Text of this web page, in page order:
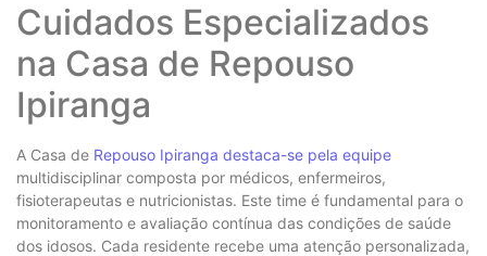
Cuidados Especializados
na Casa de Repouso
Ipiranga
A Casa de Repouso Ipiranga destaca-se pela equipe
multidisciplinar composta por médicos, enfermeiros,
fisioterapeutas e nutricionistas. Este time é fundamental para o
monitoramento e avaliação contínua das condições de saúde
dos idosos. Cada residente recebe uma atenção personalizada,